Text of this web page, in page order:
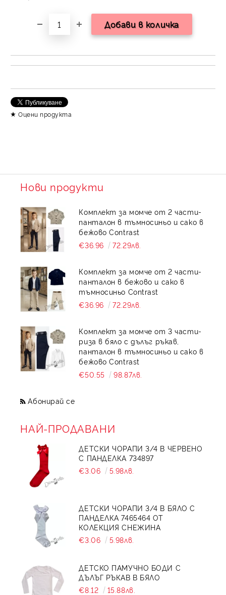
Оцени продукта
Нови продукти
Комплект за момче от 2 части-
панталон в тъмносиньо и сако в
бежово Contrast
€36.96
72.29лв.
Комплект за момче от 2 части-
панталон в бежово и сако в
тъмносиньо Contrast
€36.96
72.29лв.
Комплект за момче от 3 части-
риза в бяло с дълъг ръкав,
панталон в тъмносиньо и сако в
бежово Contrast
€50.55
98.87лв.
Абонирай се
НАЙ-ПРОДАВАНИ
ДЕТСКИ ЧОРАПИ 3/4 В ЧЕРВЕНО
С ПАНДЕЛКА 734897
€3.06
5.98лв.
ДЕТСКИ ЧОРАПИ 3/4 В БЯЛО С
ПАНДЕЛКА 7465464 ОТ
КОЛЕКЦИЯ СНЕЖИНА
€3.06
5.98лв.
ДЕТСКО ПАМУЧНО БОДИ С
ДЪЛЪГ РЪКАВ В БЯЛО
€8.12
15.88лв.